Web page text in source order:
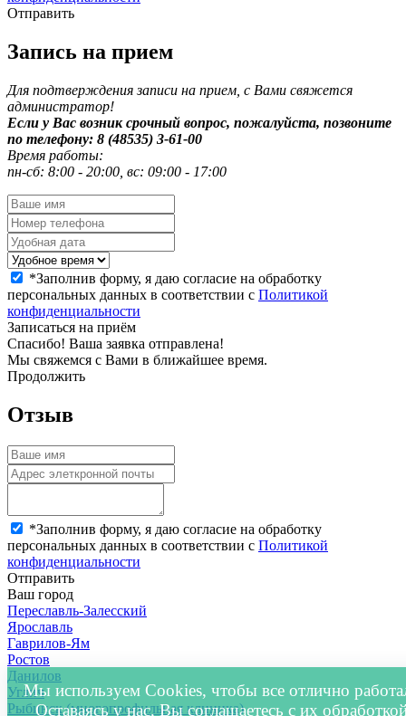
Мы используем Cookies, чтобы все отлично
Оставаясь у нас, Вы соглашаетесь с их
Отправить
Запись на прием
Для подтверждения записи на прием, с Вами свяжется
администратор!
Если у Вас возник срочный вопрос, пожалуйста, позвоните
по телефону: 8 (48535) 3-61-00
Время работы:
пн-сб: 8:00 - 20:00, вс: 09:00 - 17:00
*Заполнив форму, я даю согласие на обработку
персональных данных в соответствии с Политикой
конфиденциальности
Записаться на приём
Спасибо! Ваша заявка отправлена!
Мы свяжемся с Вами в ближайшее время.
Продолжить
Отзыв
*Заполнив форму, я даю согласие на обработку
персональных данных в соответствии с Политикой
конфиденциальности
Отправить
Ваш город
Переславль-Залесский
Ярославль
Гаврилов-Ям
Ростов
Данилов
Углич
Рыбинск (многопрофильная клиника)